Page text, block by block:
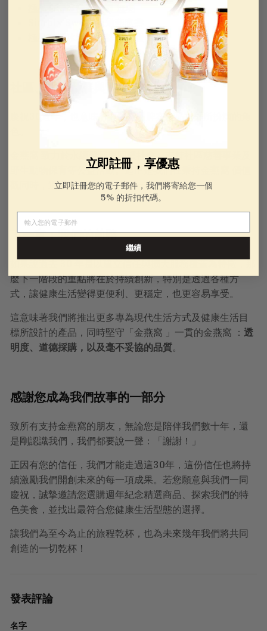
極品有機冰糖燕窩羹 無糖
Simply Swift™速燉燕窩盞
極品有機冰糖燕窩羹 膠原蛋白
社區、永續發展與責任
慶祝30週年，也意味著要體認品牌在產品之外所扮演的角
金燕窩 致力於永續發展與回饋社會，支持社區慈善事業及
野生動物保育等公益活動。這正是我們在秉持金燕窩 價值
觀同時，追求負責任成長的又一途徑。
下一章：我們的前路
麼下一階段的重點將在於持續創新，特別是透過各種方
式，讓健康生活變得更便利、更穩定，也更容易享受。
這意味著我們將推出更多專為現代生活方式及健康生活目
標所設計的產品，同時堅守「金燕窩 」一貫的金燕窩 ： 透
明度、道德採購，以及毫不妥協的品質。
感謝您成為我們故事的一部分
致所有支持金燕窩的朋友，無論您是陪伴我們數十年，還
是剛認識我們，我們都要說一聲：「謝謝！」
正因有您的信任，我們才能走過這30年，這份信任也將持
續激勵我們開創未來的每一項成果。若您願意與我們一同
慶祝，誠摯邀請您選購週年紀念精選商品、探索我們的特
色美食，並找出最符合您健康生活型態的選擇。
讓我們為至今為止的旅程乾杯，也為未來幾年我們將共同
創造的一切乾杯！
發表評論
名字
立即註冊，享優惠
立即註冊您的電子郵件，我們將寄給您一個
5% 的折扣代碼。
繼續